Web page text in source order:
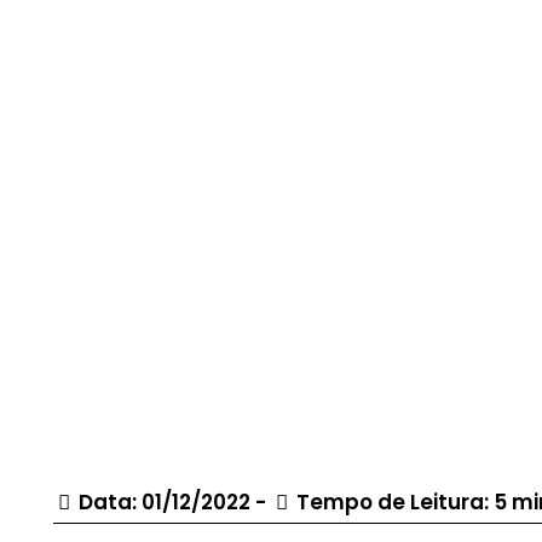
Data: 01/12/2022 - Tempo de Leitura: 5